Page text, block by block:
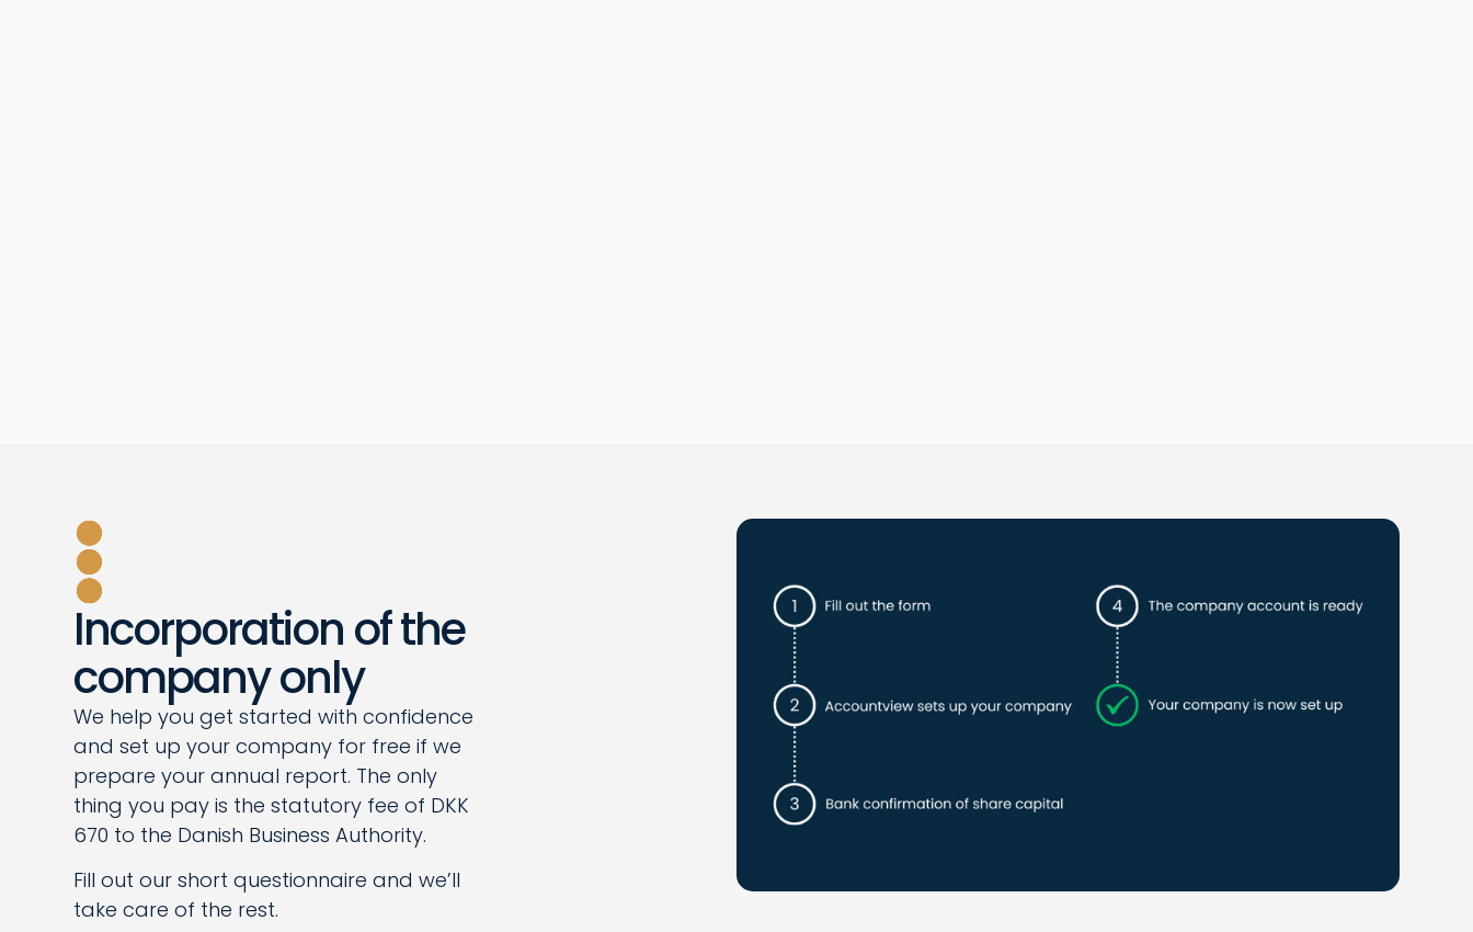
Incorporation of the
company only
We help you get started with confidence
and set up your company for free if we
prepare your annual report. The only
thing you pay is the statutory fee of DKK
670 to the Danish Business Authority.
Fill out our short questionnaire and we’ll
take care of the rest.